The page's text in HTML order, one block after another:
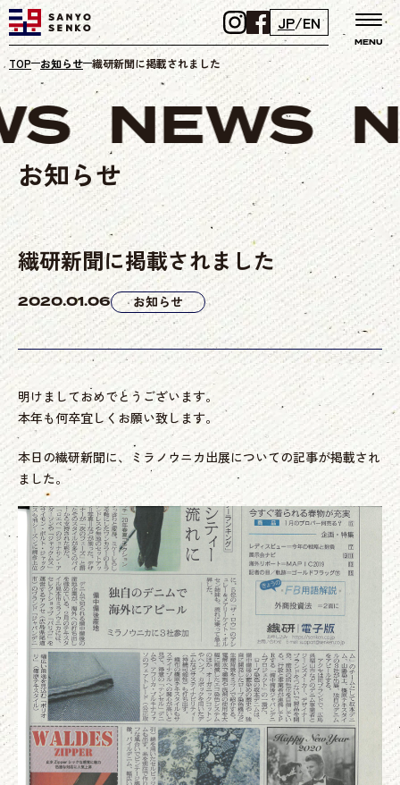
JP/EN
MENU
TOP お知らせ 繊研新聞に掲載されました
NEWS
お知らせ
繊研新聞に掲載されました
2020.01.06 お知らせ
明けましておめでとうございます。
本年も何卒宜しくお願い致します。
本日の繊研新聞に、ミラノウニカ出展についての記事が掲載され
ました。